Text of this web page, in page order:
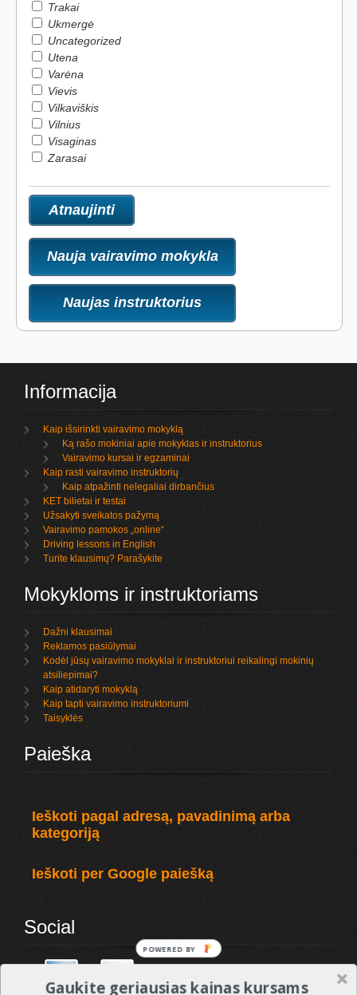
Trakai
Ukmergė
Uncategorized
Utena
Varėna
Vievis
Vilkaviškis
Vilnius
Visaginas
Zarasai
Nauja vairavimo mokykla
Naujas instruktorius
Informacija
Kaip išsirinkti vairavimo mokyklą
Ką rašo mokiniai apie mokyklas ir instruktorius
Vairavimo kursai ir egzaminai
Kaip rasti vairavimo instruktorių
Kaip atpažinti nelegaliai dirbančius
KET bilietai ir testai
Užsakyti sveikatos pažymą
Vairavimo pamokos „online“
Driving lessons in English
Turite klausimų? Parašykite
Mokykloms ir instruktoriams
Dažni klausimai
Reklamos pasiūlymai
Kodėl jūsų vairavimo mokyklai ir instruktoriui reikalingi mokinių
atsiliepimai?
Kaip atidaryti mokyklą
Kaip tapti vairavimo instruktoriumi
Taisyklės
Paieška
Ieškoti pagal adresą, pavadinimą arba
kategoriją
Ieškoti per Google paiešką
Social
Gaukite geriausias kainas kursams
POWERED BY